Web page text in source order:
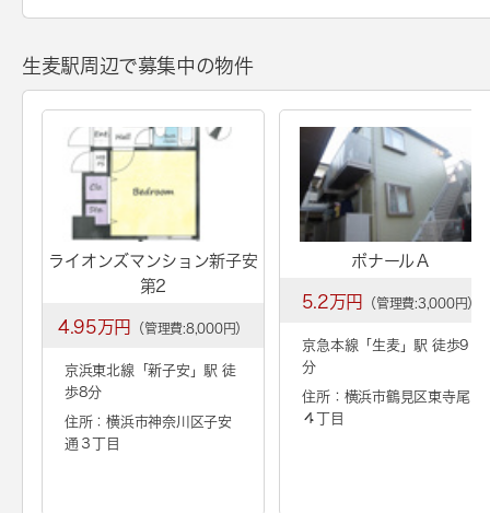
生麦駅周辺で募集中の物件
ライオンズマンション新子安
第2
4.95万円 （管理費:8,000円）
京浜東北線「新子安」駅 徒
歩8分
住所：横浜市神奈川区子安
通３丁目
ボナールＡ
5.2万円 （管理費:3,000円）
京急本線「生麦」駅 徒歩9
分
住所：横浜市鶴見区東寺尾
４丁目